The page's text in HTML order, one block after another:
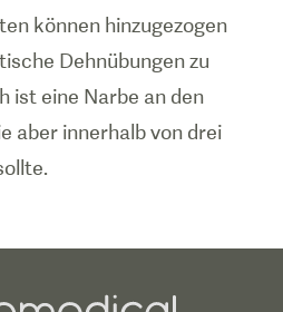
können hinzugezogen
Dehnübungen zu
ist eine Narbe an den
aber innerhalb von drei